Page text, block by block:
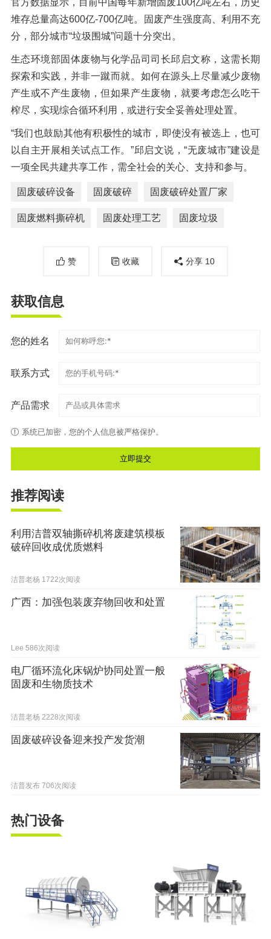
官方数据显示，目前中国每年新增固废100亿吨左右，历史
堆存总量高达600亿-700亿吨。固废产生强度高、利用不充
分，部分城市“垃圾围城”问题十分突出。
生态环境部固体废物与化学品司司长邱启文称，这需长期
探索和实践，并非一蹴而就。如何在源头上尽量减少废物
产生或不产生废物，但如果产生废物，就要考虑怎么吃干
榨尽，实现综合循环利用，或进行安全妥善处理处置。
“我们也鼓励其他有积极性的城市，即使没有被选上，也可
以自主开展相关试点工作。”邱启文说，“无废城市”建设是
一项全民共建共享工作，需全社会的关心、支持和参与。
固废破碎设备 固废破碎 固废破碎处置厂家
固废燃料撕碎机 固废处理工艺 固废垃圾
赞 收藏 分享 10
获取信息
您的姓名
联系方式
产品需求
系统已加密，您的个人信息被严格保护。
推荐阅读
利用洁普双轴撕碎机将废建筑模板
破碎回收成优质燃料
洁普老杨 1722次阅读
广西：加强包装废弃物回收和处置
Lee 586次阅读
电厂循环流化床锅炉协同处置一般
固废和生物质技术
洁普老杨 2228次阅读
固废破碎设备迎来投产发货潮
洁普发布 706次阅读
热门设备